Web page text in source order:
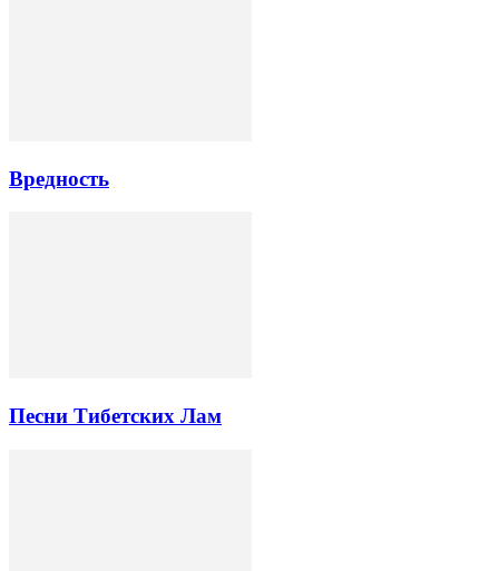
Вредность
Песни Тибетских Лам